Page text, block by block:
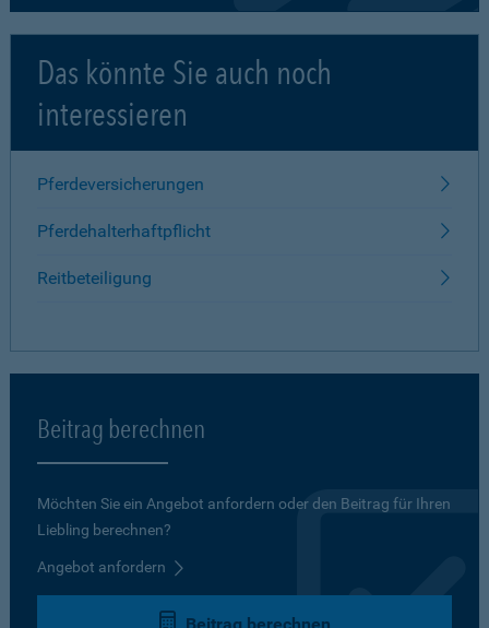
Das könnte Sie auch noch
interessieren
Pferdeversicherungen
Pferdehalterhaftpflicht
Reitbeteiligung
Beitrag berechnen
Möchten Sie ein Angebot anfordern oder den Beitrag für Ihren
Liebling berechnen?
Angebot anfordern